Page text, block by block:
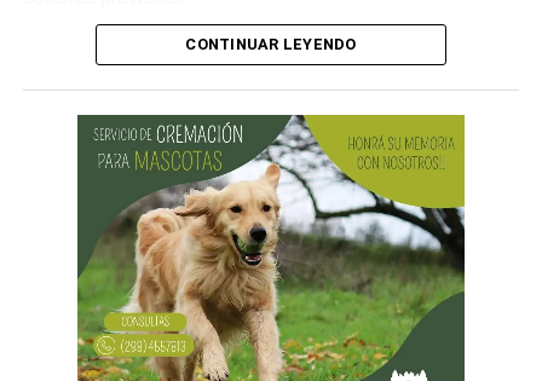
Desde Vialidad Nacional informaron que,durante las
próximas semanas, el operativo de bacheo será
reforzado con dos nuevas cuadrillas de trabajo y dos
camiones bacheadores, lo que permitirá incrementar
CONTINUAR LEYENDO